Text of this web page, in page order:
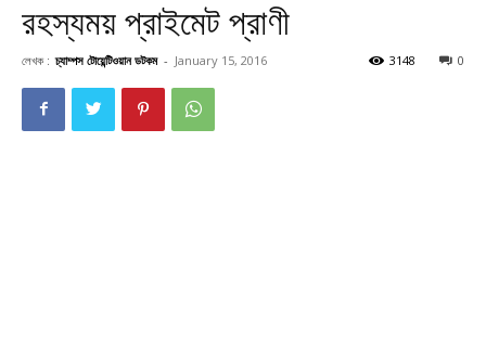
রহস্যময় প্রাইমেট প্রাণী
লেখক : চ্যাম্পস টোয়েন্টিওয়ান ডটকম - January 15, 2016 0
3148